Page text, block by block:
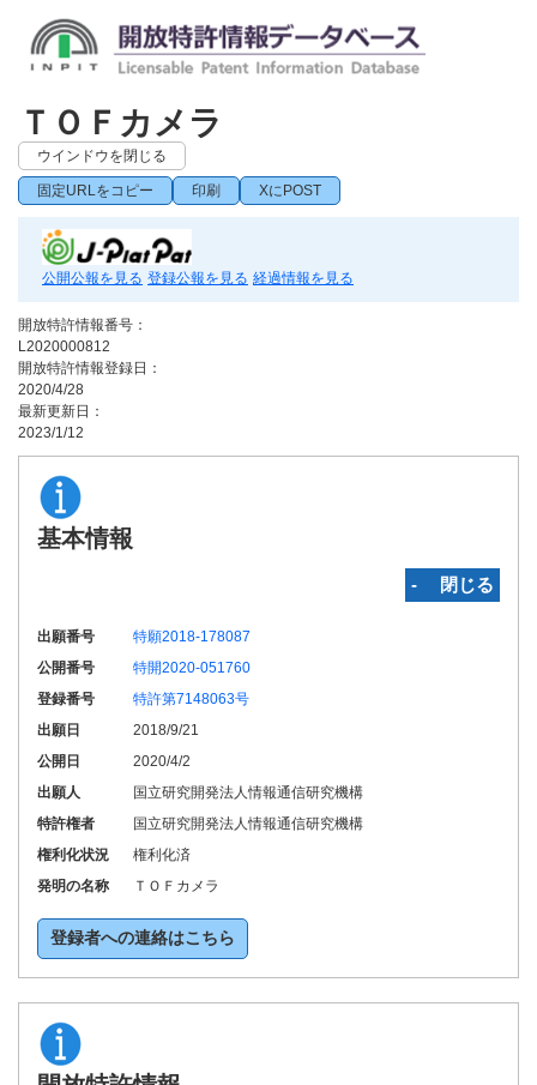
ＴＯＦカメラ
ウインドウを閉じる
固定URLをコピー 印刷 XにPOST
公開公報を見る 登録公報を見る 経過情報を見る
開放特許情報番号：
L2020000812
開放特許情報登録日：
2020/4/28
最新更新日：
2023/1/12
基本情報
‐ 閉じる
出願番号
特願2018-178087
公開番号
特開2020-051760
登録番号
特許第7148063号
出願日
2018/9/21
公開日
2020/4/2
出願人
国立研究開発法人情報通信研究機構
特許権者
国立研究開発法人情報通信研究機構
権利化状況
権利化済
発明の名称
ＴＯＦカメラ
登録者への連絡はこちら